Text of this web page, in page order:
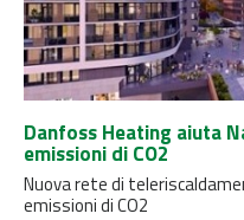
Danfoss Heating aiuta
emissioni di CO2
Nuova rete di
emissioni di CO2